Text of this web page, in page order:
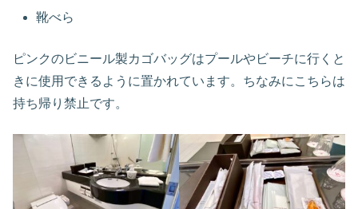
靴べら
ピンクのビニール製カゴバッグはプールやビーチに行くと
きに使用できるように置かれています。ちなみにこちらは
持ち帰り禁止です。